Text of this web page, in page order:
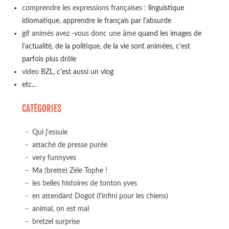
comprendre les expressions françaises: linguistique
idiomatique, apprendre le français par l'absurde
gif animés avez -vous donc une âmequand les images de
l'actualité, de la politique, de la vie sont animées, c'est
parfois plus drôle
videoBZL, c'est aussi un vlog
etc...
CATÉGORIES
Qui j'essuie
attaché de presse purée
very funnyves
Ma (brette) Zèle Tophe !
les belles histoires de tonton yves
en attendant Dogot (l'infini pour les chiens)
animal, on est mal
bretzel surprise